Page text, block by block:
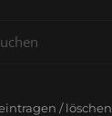
/ löschen